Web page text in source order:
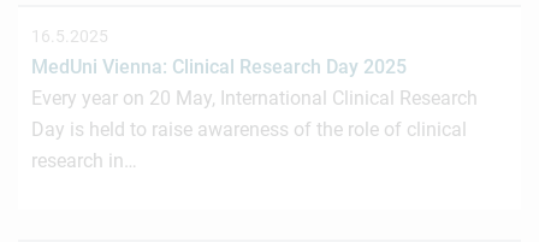
16.5.2025
MedUni Vienna: Clinical Research Day 2025
Every year on 20 May, International Clinical Research
Day is held to raise awareness of the role of clinical
research in…